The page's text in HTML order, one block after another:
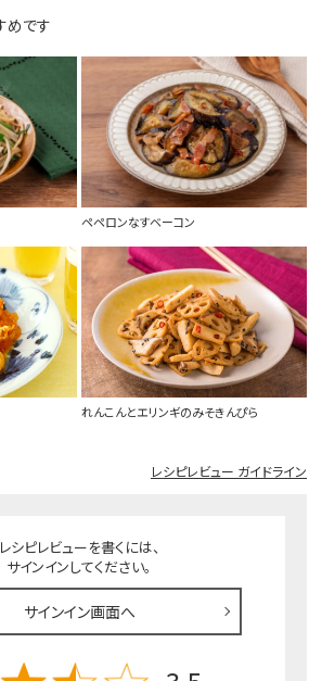
めです
ペペロンなすベーコン
れんこんとエリンギのみそきんぴら
レシピレビュー ガイドライン
レシピレビューを書くには、
サインインしてください。
サインイン画面へ